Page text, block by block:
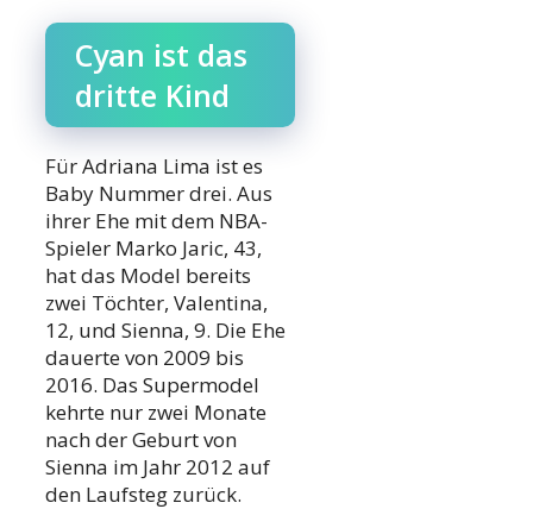
Cyan ist das
dritte Kind
Für Adriana Lima ist es
Baby Nummer drei. Aus
ihrer Ehe mit dem NBA-
Spieler Marko Jaric, 43,
hat das Model bereits
zwei Töchter, Valentina,
12, und Sienna, 9. Die Ehe
dauerte von 2009 bis
2016. Das Supermodel
kehrte nur zwei Monate
nach der Geburt von
Sienna im Jahr 2012 auf
den Laufsteg zurück.